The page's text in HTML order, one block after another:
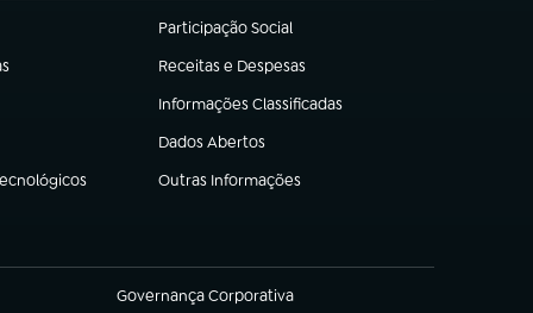
Participação Social
(abre em nova aba)
Receitas e Despesas
(abre em nova aba)
Informações Classificadas
(abre em nova aba)
Dados Abertos
(abre em nova aba)
Outras Informações
(abre em nova aba)
Governança Corporativa
(abre em nova aba)